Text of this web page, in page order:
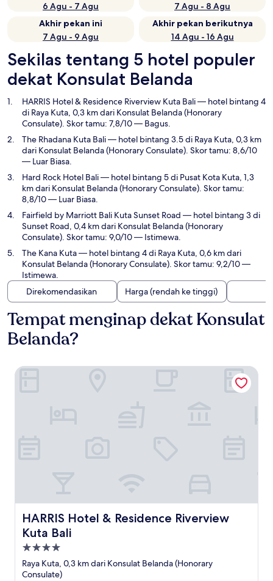
6 Agu - 7 Agu
7 Agu - 8 Agu
Akhir pekan ini
7 Agu - 9 Agu
Akhir pekan berikutnya
14 Agu - 16 Agu
Sekilas tentang 5 hotel populer
dekat Konsulat Belanda
HARRIS Hotel & Residence Riverview Kuta Bali— hotel bintang 4
di Raya Kuta, 0,3 km dari Konsulat Belanda (Honorary
Consulate). Skor tamu: 7,8/10 — Bagus.
The Rhadana Kuta Bali— hotel bintang 3.5 di Raya Kuta, 0,3 km
dari Konsulat Belanda (Honorary Consulate). Skor tamu: 8,6/10
— Luar Biasa.
Hard Rock Hotel Bali— hotel bintang 5 di Pusat Kota Kuta, 1,3
km dari Konsulat Belanda (Honorary Consulate). Skor tamu:
8,8/10 — Luar Biasa.
Fairfield by Marriott Bali Kuta Sunset Road — hotel bintang 3 di
Sunset Road, 0,4 km dari Konsulat Belanda (Honorary
Consulate). Skor tamu: 9,0/10 — Istimewa.
The Kana Kuta— hotel bintang 4 di Raya Kuta, 0,6 km dari
Konsulat Belanda (Honorary Consulate). Skor tamu: 9,2/10 —
Istimewa.
Direkomendasikan
Harga (rendah ke tinggi)
Tempat menginap dekat Konsulat
Belanda?
HARRIS Hotel & Residence Riverview
Kuta Bali
HARRIS Hotel & Residence Riverview Kuta Bali
Properti
bintang
4.0
Raya Kuta, 0,3 km dari Konsulat Belanda (Honorary
Consulate)
HARRIS Hotel & Residence Riverview Kuta Bali